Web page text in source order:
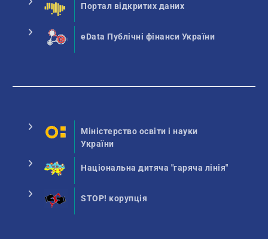
Портал відкритих даних
eData Публічні фінанси України
Міністерство освіти і науки
України
Національна дитяча "гаряча лінія"
STOP! корупція